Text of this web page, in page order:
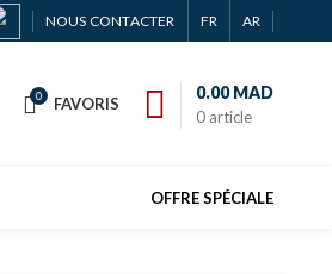
NOUS CONTACTER FR AR
0 FAVORIS
0 article
0.00MAD
OFFRE SPÉCIALE